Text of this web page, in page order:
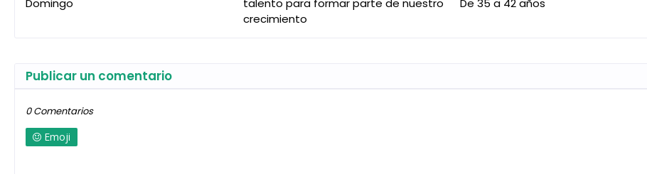
Domingo
talento para formar parte de nuestro
crecimiento
De 35 a 42 años
Publicar un comentario
0 Comentarios
Emoji